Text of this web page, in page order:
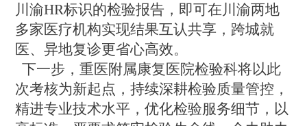
川渝HR标识的检验报告，即可在川渝两地
多家医疗机构实现结果互认共享，跨城就
医、异地复诊更省心高效。
下一步，重医附属康复医院检验科将以此
次考核为新起点，持续深耕检验质量管控，
精进专业技术水平，优化检验服务细节，以